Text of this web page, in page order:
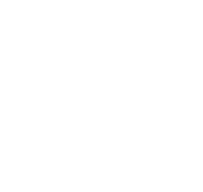
een comfortabele en stijlvolle
bestaan uit een houten
alle onderdelen geprefabriceerd zijn.